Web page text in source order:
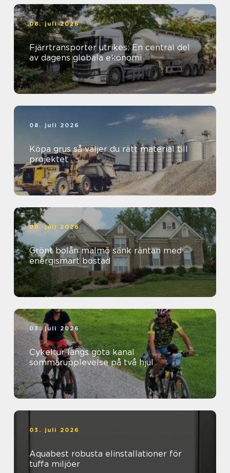
08. juli 2026
Fjärrtransporter utrikes: En central del
av dagens globala ekonomi
08. juli 2026
Köpa grus så väljer du rätt material till
projektet
08. juli 2026
Grönt bolån malmö sänk räntan med
energismart bostad
03. juli 2026
Cykeltur längs göta kanal
sommarupplevelse på två hjul
03. juli 2026
Aquabest robusta elinstallationer för
tuffa miljöer